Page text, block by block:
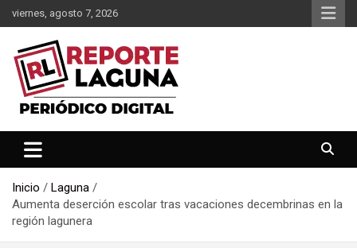
Saltar
al
contenido
viernes, agosto 7, 2026
Reporte Laguna
Inicio
Laguna
Aumenta deserción escolar tras vacaciones decembrinas en la
región lagunera